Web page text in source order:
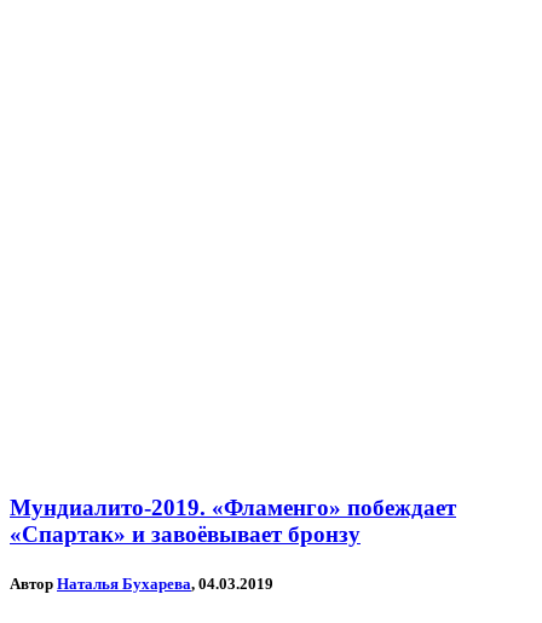
Мундиалито-2019. «Фламенго» побеждает
«Спартак» и завоёвывает бронзу
Автор Наталья Бухарева, 04.03.2019